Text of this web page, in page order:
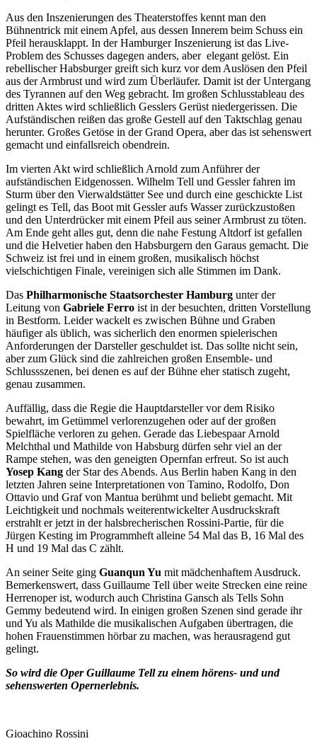
Aus den Inszenierungen des Theaterstoffes kennt man den
Bühnentrick mit einem Apfel, aus dessen Innerem beim Schuss ein
Pfeil herausklappt. In der Hamburger Inszenierung ist das Live-
Problem des Schusses dagegen anders, aber elegant gelöst. Ein
rebellischer Habsburger greift sich kurz vor dem Auslösen den Pfeil
aus der Armbrust und wird zum Überläufer. Damit ist der Untergang
des Tyrannen auf den Weg gebracht. Im großen Schlusstableau des
dritten Aktes wird schließlich Gesslers Gerüst niedergerissen. Die
Aufständischen reißen das große Gestell auf den Taktschlag genau
herunter. Großes Getöse in der Grand Opera, aber das ist sehenswert
gemacht und einfallsreich obendrein.
Im vierten Akt wird schließlich Arnold zum Anführer der
aufständischen Eidgenossen. Wilhelm Tell und Gessler fahren im
Sturm über den Vierwaldstätter See und durch eine geschickte List
gelingt es Tell, das Boot mit Gessler aufs Wasser zurückzustoßen
und den Unterdrücker mit einem Pfeil aus seiner Armbrust zu töten.
Am Ende geht alles gut, denn die nahe Festung Altdorf ist gefallen
und die Helvetier haben den Habsburgern den Garaus gemacht. Die
Schweiz ist frei und in einem großen, musikalisch höchst
vielschichtigen Finale, vereinigen sich alle Stimmen im Dank.
Das Philharmonische Staatsorchester Hamburg unter der
Leitung von Gabriele Ferro ist in der besuchten, dritten Vorstellung
in Bestform. Leider wackelt es zwischen Bühne und Graben
häufiger als üblich, was sicherlich den enormen spielerischen
Anforderungen der Darsteller geschuldet ist. Das sollte nicht sein,
aber zum Glück sind die zahlreichen großen Ensemble- und
Schlussszenen, bei denen es auf der Bühne eher statisch zugeht,
genau zusammen.
Auffällig, dass die Regie die Hauptdarsteller vor dem Risiko
bewahrt, im Getümmel verlorenzugehen oder auf der großen
Spielfläche verloren zu gehen. Gerade das Liebespaar Arnold
Melchthal und Mathilde von Habsburg dürfen sehr viel an der
Rampe stehen, was den geneigten Opernfan erfreut. So ist auch
Yosep Kang der Star des Abends. Aus Berlin haben Kang in den
letzten Jahren seine Interpretationen von Tamino, Rodolfo, Don
Ottavio und Graf von Mantua berühmt und beliebt gemacht. Mit
Leichtigkeit und nochmals weiterentwickelter Ausdruckskraft
erstrahlt er jetzt in der halsbrecherischen Rossini-Partie, für die
Jürgen Kesting im Programmheft alleine 54 Mal das B, 16 Mal des
H und 19 Mal das C zählt.
An seiner Seite ging Guanqun Yu mit mädchenhaftem Ausdruck.
Bemerkenswert, dass Guillaume Tell über weite Strecken eine reine
Herrenoper ist, wodurch auch Christina Gansch als Tells Sohn
Gemmy bedeutend wird. In einigen großen Szenen sind gerade ihr
und Yu als Mathilde die musikalischen Aufgaben übertragen, die
hohen Frauenstimmen hörbar zu machen, was herausragend gut
gelingt.
So wird die Oper Guillaume Tell zu einem hörens- und und
sehenswerten Opernerlebnis.
Gioachino Rossini